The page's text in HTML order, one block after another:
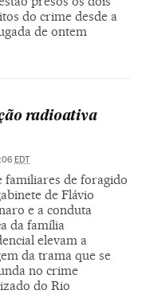
do crime desde a
de ontem
radioativa
EDT
familiares de foragido
de Flávio
e a conduta
da família
elevam a
da trama que se
no crime
do Rio